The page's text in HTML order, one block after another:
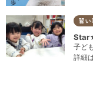
習い
子ど
詳細